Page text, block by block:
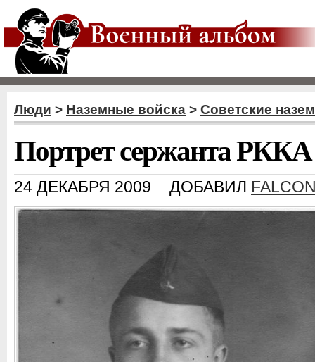
Люди > Наземные войска > Советские
Портрет сержанта РККА
24 ДЕКАБРЯ 2009 ДОБАВИЛ